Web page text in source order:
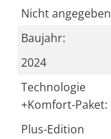
Nicht angegeben
Baujahr:
2024
Technologie
+Komfort-Paket:
Plus-Edition